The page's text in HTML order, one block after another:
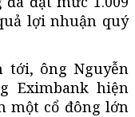
lợi nhuận quý
tới, ông Nguyễn
Eximbank hiện
một cổ đông lớn